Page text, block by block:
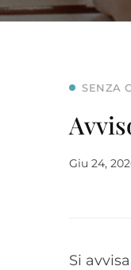
SENZA
Giu 24,
Si